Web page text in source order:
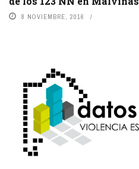
8 NOVIEMBRE, 2016